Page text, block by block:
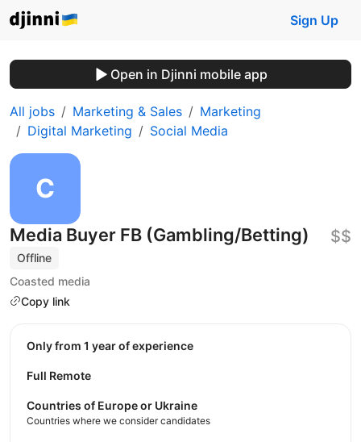
Sign Up
Open in Djinni mobile app
All jobs Marketing & Sales
Marketing
Digital Marketing
Social Media
Media Buyer FB (Gambling/Betting)
Offline
Coasted media
Copy link
$$
Only from 1 year of experience
Full Remote
Countries of Europe or Ukraine
Countries where we consider candidates